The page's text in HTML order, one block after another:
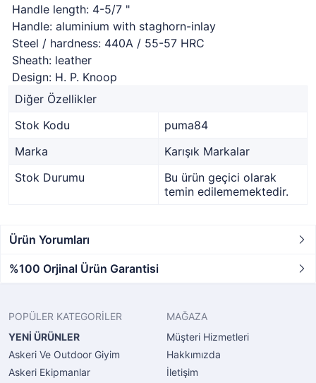
Handle length: 4-5/7 "
Handle: aluminium with staghorn-inlay
Steel / hardness: 440A / 55-57 HRC
Sheath: leather
Design: H. P. Knoop
Diğer Özellikler
Stok Kodu
puma84
Marka
Karışık Markalar
Stok Durumu
Bu ürün geçici olarak
temin edilememektedir.
Ürün Yorumları
%100 Orjinal Ürün Garantisi
POPÜLER KATEGORİLER
YENİ ÜRÜNLER
Askeri Ve Outdoor Giyim
Askeri Ekipmanlar
MAĞAZA
Müşteri Hizmetleri
Hakkımızda
İletişim